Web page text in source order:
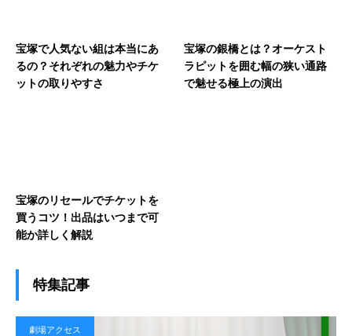
宝塚で人気ない組は本当にあ
るの？それぞれの魅力やチケ
ットの取りやすさ
宝塚の銀橋とは？オーケスト
ラピットを囲む幅の狭い通路
で魅せる極上の演出
宝塚のリセールでチケットを
買うコツ！出品はいつまで可
能か詳しく解説
特集記事
劇場アクセス